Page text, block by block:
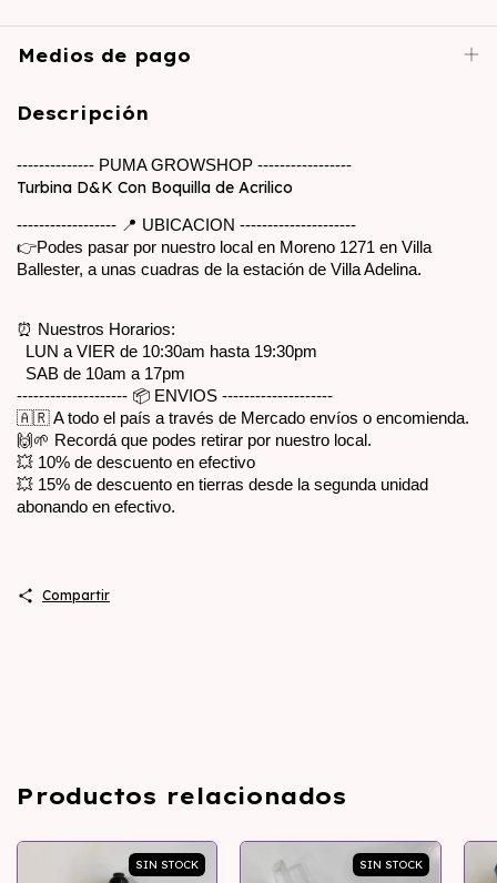
Medios de pago
Descripción
-------------- PUMA GROWSHOP -----------------
Turbina D&K Con Boquilla de Acrilico
------------------ 📍 UBICACION ---------------------
👉Podes pasar por nuestro local en Moreno 1271 en Villa
Ballester, a unas cuadras de la estación de Villa Adelina.
⏰ Nuestros Horarios:
LUN a VIER de 10:30am hasta 19:30pm
SAB de 10am a 17pm
-------------------- 📦 ENVIOS --------------------
🇦🇷 A todo el país a través de Mercado envíos o encomienda.
🙌🌱 Recordá que podes retirar por nuestro local.
💥 10% de descuento en efectivo
💥 15% de descuento en tierras desde la segunda unidad
abonando en efectivo.
Compartir
Productos relacionados
SIN STOCK SIN STOCK